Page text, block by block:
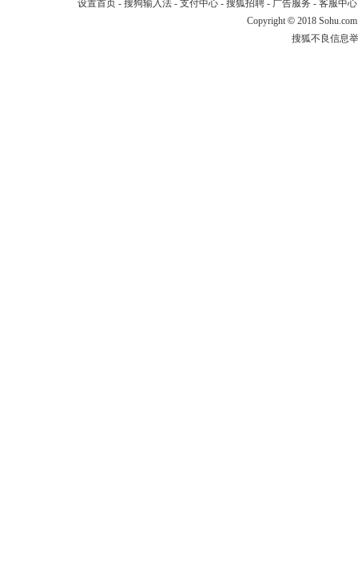
设置首页- 搜狗输入法- 支付中心- 搜狐招聘- 广告服务 - 客服中心
Copyright © 2018
搜狐不良信息